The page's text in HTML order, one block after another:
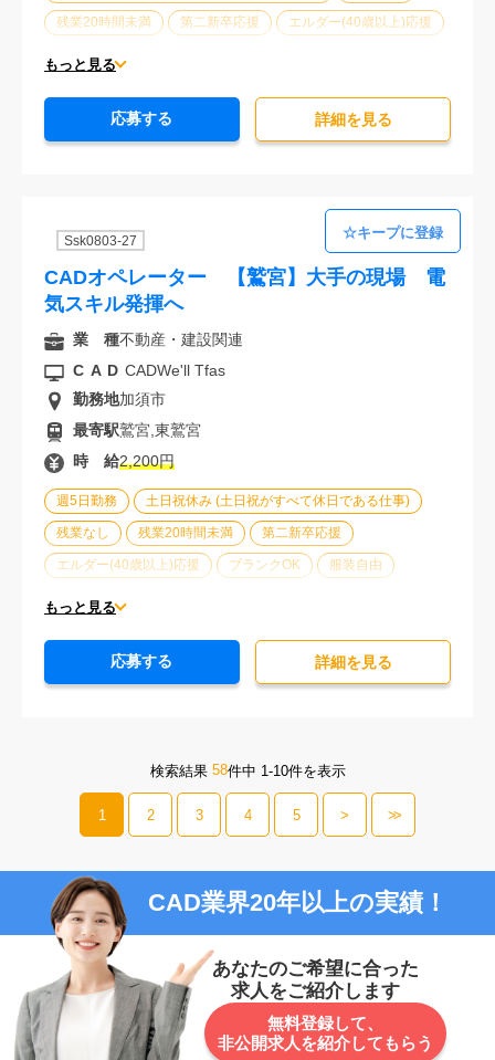
残業20時間未満 第二新卒応援 エルダー(40歳以上)応援
ブランクOK
もっと見る
応募する 詳細を⾒る
Ssk0803-27
CADオペレーター 【鷲宮】大手の現場 電
気スキル発揮へ
週5日勤務 土日祝休み (土日祝がすべて休日である仕事)
残業なし 残業20時間未満 第二新卒応援
エルダー(40歳以上)応援 ブランクOK 服装自由
大手企業
もっと見る
業 種不動産・建設関連
CAD CADWe'll Tfas
勤務地加須市
最寄駅鷲宮,東鷲宮
時 給2,200円
応募する 詳細を⾒る
検索結果 58件中 1-10件を表示
1 2 3 4 5 > >>
CAD業界20年以上の実績！
あなたのご希望に合った
求人をご紹介します
無料登録して、
非公開求人を紹介してもらう